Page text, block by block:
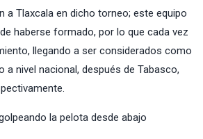
a Tlaxcala en dicho torneo; este equipo
haberse formado, por lo que cada vez
llegando a ser considerados como
a nivel nacional, después de Tabasco,